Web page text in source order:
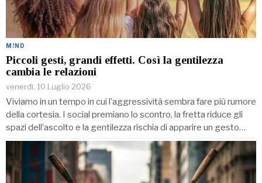
M!ND
Piccoli gesti, grandi effetti. Così la gentilezza
cambia le relazioni
venerdì, 10 Luglio 2026
Viviamo in un tempo in cui l’aggressività sembra fare più rumore
della cortesia. I social premiano lo scontro, la fretta riduce gli
spazi dell’ascolto e la gentilezza rischia di apparire un gesto…